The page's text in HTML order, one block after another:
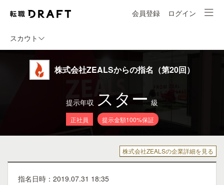
会員登録 ログイン
スカウト
株式会社ZEALSからの指名（第20回）
提示年収 スター 級
正社員 提示金額100%保証
株式会社ZEALSの企業詳細を見る
指名日時：2019.07.31 18:35